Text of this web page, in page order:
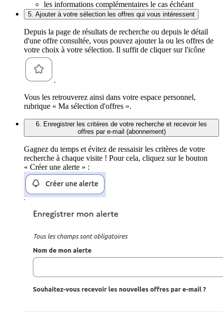
les informations complémentaires le cas échéant
5. Ajouter à votre sélection les offres qui vous intéressent
Depuis la page de résultats de recherche ou depuis le détail
d'une offre consultée, vous pouvez ajouter la ou les offres de
votre choix à votre sélection. Il suffit de cliquer sur l'icône
.
Vous les retrouverez ainsi dans votre espace personnel,
rubrique « Ma sélection d'offres ».
6. Enregistrer les critères de votre recherche et recevoir les
offres par e-mail (abonnement)
Gagnez du temps et évitez de ressaisir les critères de votre
recherche à chaque visite ! Pour cela, cliquez sur le bouton
« Créer une alerte » :